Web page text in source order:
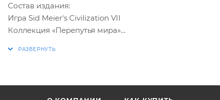
Состав издания:
Игра Sid Meier's Civilization VII
Коллекция «Перепутья мира»